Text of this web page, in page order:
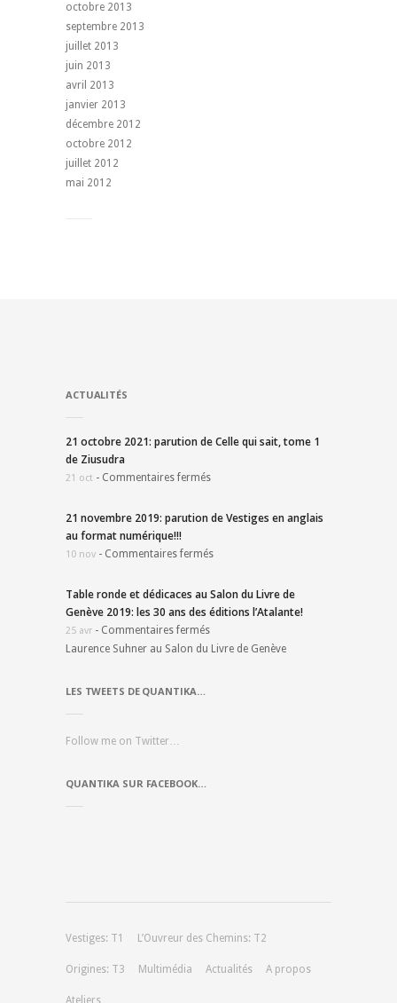
octobre 2013
septembre 2013
juillet 2013
juin 2013
avril 2013
janvier 2013
décembre 2012
octobre 2012
juillet 2012
mai 2012
ACTUALITÉS
21 octobre 2021: parution de Celle qui sait, tome 1
de Ziusudra
21 oct - Commentaires fermés
21 novembre 2019: parution de Vestiges en anglais
au format numérique!!!
10 nov - Commentaires fermés
Table ronde et dédicaces au Salon du Livre de
Genève 2019: les 30 ans des éditions l’Atalante!
25 avr - Commentaires fermés
Laurence Suhner au Salon du Livre de Genève
LES TWEETS DE QUANTIKA…
Follow me on Twitter…
QUANTIKA SUR FACEBOOK…
Vestiges: T1 L’Ouvreur des Chemins: T2
Origines: T3 Multimédia Actualités A propos
Ateliers